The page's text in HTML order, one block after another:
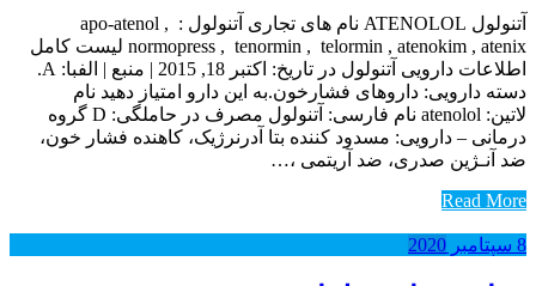
آتنولول ATENOLOL نام های تجاری آتنولول : apo-atenol ,
normopress , tenormin , telormin , atenokim , atenix لیست کامل
اطلاعات دارویی آتنولول در تاریخ: اکتبر 18, 2015 | منبع | الفبا: A.
دسته دارویی: داروهای فشارخون.به این دارو امتیاز دهید نام
لاتین: atenolol نام فارسی: آتنولول مصرف در حاملگی: D گروه
درمانی – دارویی: مسدود کننده بتا آدرنرژیک‌، کاهنده فشار خون‌،
ضد آنـژین صدری‌، ضد آریتمی ،…
Read More
8 سپتامبر 2020